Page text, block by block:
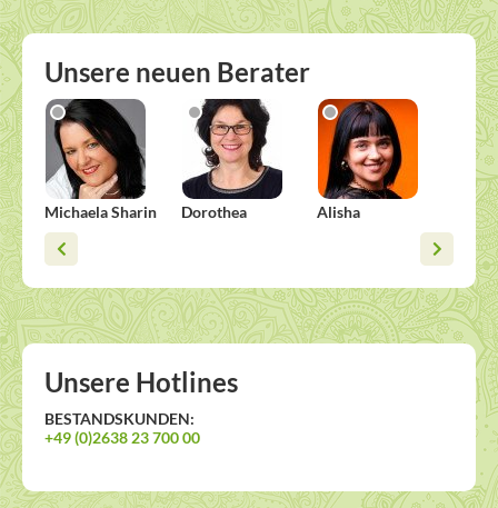
Unsere neuen Berater
Michaela Sharin Dorothea Alisha Anja
Unsere Hotlines
BESTANDSKUNDEN:
+49 (0)2638 23 700 00